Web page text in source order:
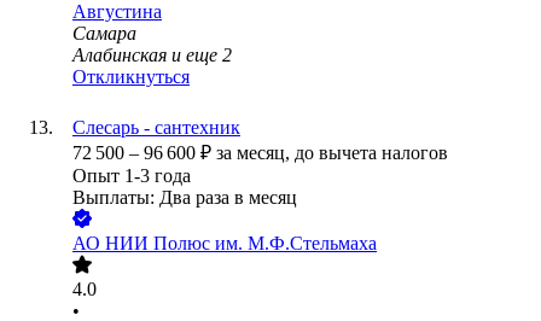
Августина
Самара
Алабинская и еще 2
Откликнуться
Слесарь - сантехник
72 500 – 96 600 ₽ за месяц, до вычета налогов
Опыт 1-3 года
Выплаты: Два раза в месяц
АО НИИ Полюс им. М.Ф.Стельмаха
4.0
•